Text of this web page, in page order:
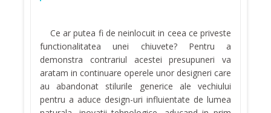
Ce ar putea fi de neinlocuit in ceea ce priveste
functionalitatea unei chiuvete? Pentru a
demonstra contrariul acestei presupuneri va
aratam in continuare operele unor designeri care
au abandonat stilurile generice ale vechiului
pentru a aduce design-uri influientate de lumea